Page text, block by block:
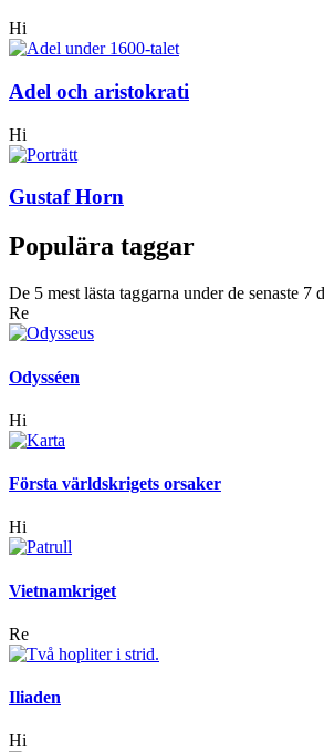
Hi
Adel och aristokrati
Hi
Gustaf Horn
Populära taggar
De 5 mest lästa taggarna under de senaste 7
Re
Odysséen
Hi
Första världskrigets orsaker
Hi
Vietnamkriget
Re
Iliaden
Hi